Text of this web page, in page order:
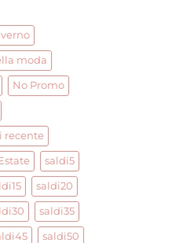
moda
No Promo
recente
saldi5
saldi20
saldi35
saldi50